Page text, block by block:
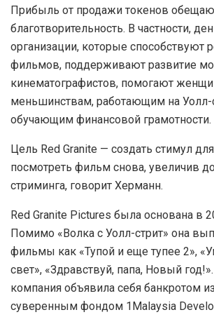
Прибыль от продажи токенов
благотворительность. В частности,
организации, которые способствуют
фильмов, поддерживают развитие
кинематографистов, помогают
меньшинствам, работающим на Уолл-
обучающим финансовой грамотности.
Цель Red Granite — создать стимул
посмотреть фильм снова, увеличив
стриминга, говорит Херманн.
Red Granite Pictures была основана в
Помимо «Волка с Уолл-стрит» она
фильмы как «Тупой и еще тупее 2»,
свет», «Здравствуй, папа, Новый
компания объявила себя банкротом
суверенным фондом 1Malaysia